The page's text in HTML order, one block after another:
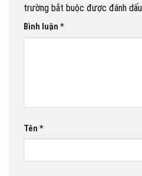
trường bắt buộc được đánh dấu
Bình luận *
Tên *